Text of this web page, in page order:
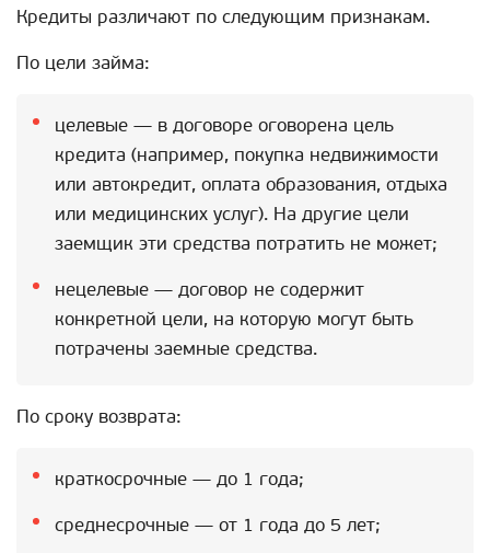
Кредиты различают по следующим признакам.
По цели займа:
целевые — в договоре оговорена цель
кредита (например, покупка недвижимости
или автокредит, оплата образования, отдыха
или медицинских услуг). На другие цели
заемщик эти средства потратить не может;
нецелевые — договор не содержит
конкретной цели, на которую могут быть
потрачены заемные средства.
По сроку возврата:
краткосрочные — до 1 года;
среднесрочные — от 1 года до 5 лет;